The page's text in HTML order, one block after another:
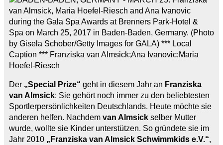
Der „Special Prize“ geht in diesem Jahr an Franziska
van Almsick: Sie gehört noch immer zu den beliebtesten
Sportlerpersönlichkeiten Deutschlands. Heute möchte sie
anderen helfen. Nachdem van Almsick selber Mutter
wurde, wollte sie Kinder unterstützen. So gründete sie im
Jahr 2010 „Franziska van Almsick Schwimmkids e.V.“,